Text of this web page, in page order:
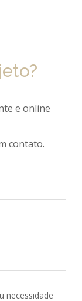
e online
contato.